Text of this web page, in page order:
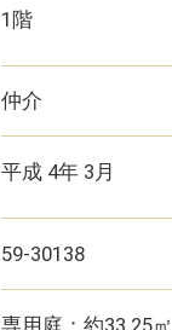
1階
仲介
平成 4年 3月
59-30138
専用庭：約33.25㎡